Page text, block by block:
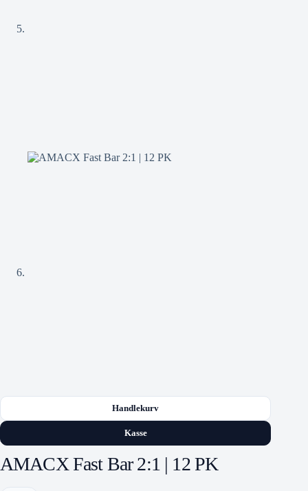
Handlekurv
Kasse
AMACX Fast Bar 2:1 | 12 PK